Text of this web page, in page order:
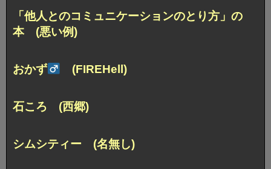
「他人とのコミュニケーションのとり方」の
本 (悪い例)
おかず (FIREHell)
石ころ (西郷)
シムシティー (名無し)